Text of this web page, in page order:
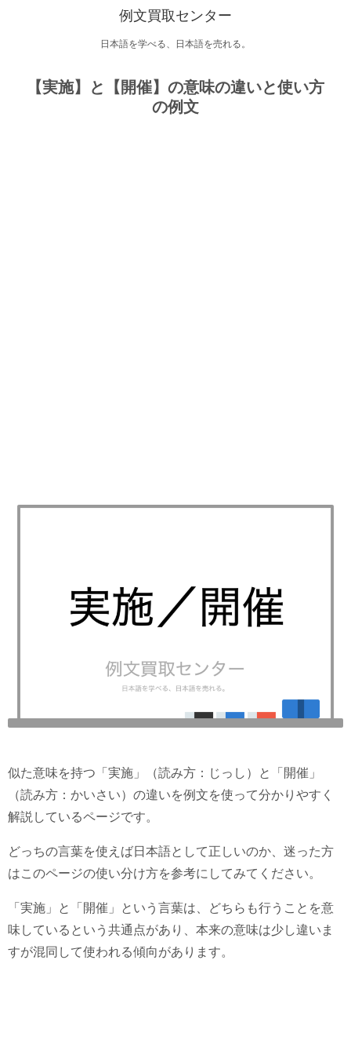
例文買取センター
日本語を学べる、日本語を売れる。
【実施】と【開催】の意味の違いと使い方
の例文
似た意味を持つ「実施」（読み方：じっし）と「開催」
（読み方：かいさい）の違いを例文を使って分かりやすく
解説しているページです。
どっちの言葉を使えば日本語として正しいのか、迷った方
はこのページの使い分け方を参考にしてみてください。
「実施」と「開催」という言葉は、どちらも行うことを意
味しているという共通点があり、本来の意味は少し違いま
すが混同して使われる傾向があります。